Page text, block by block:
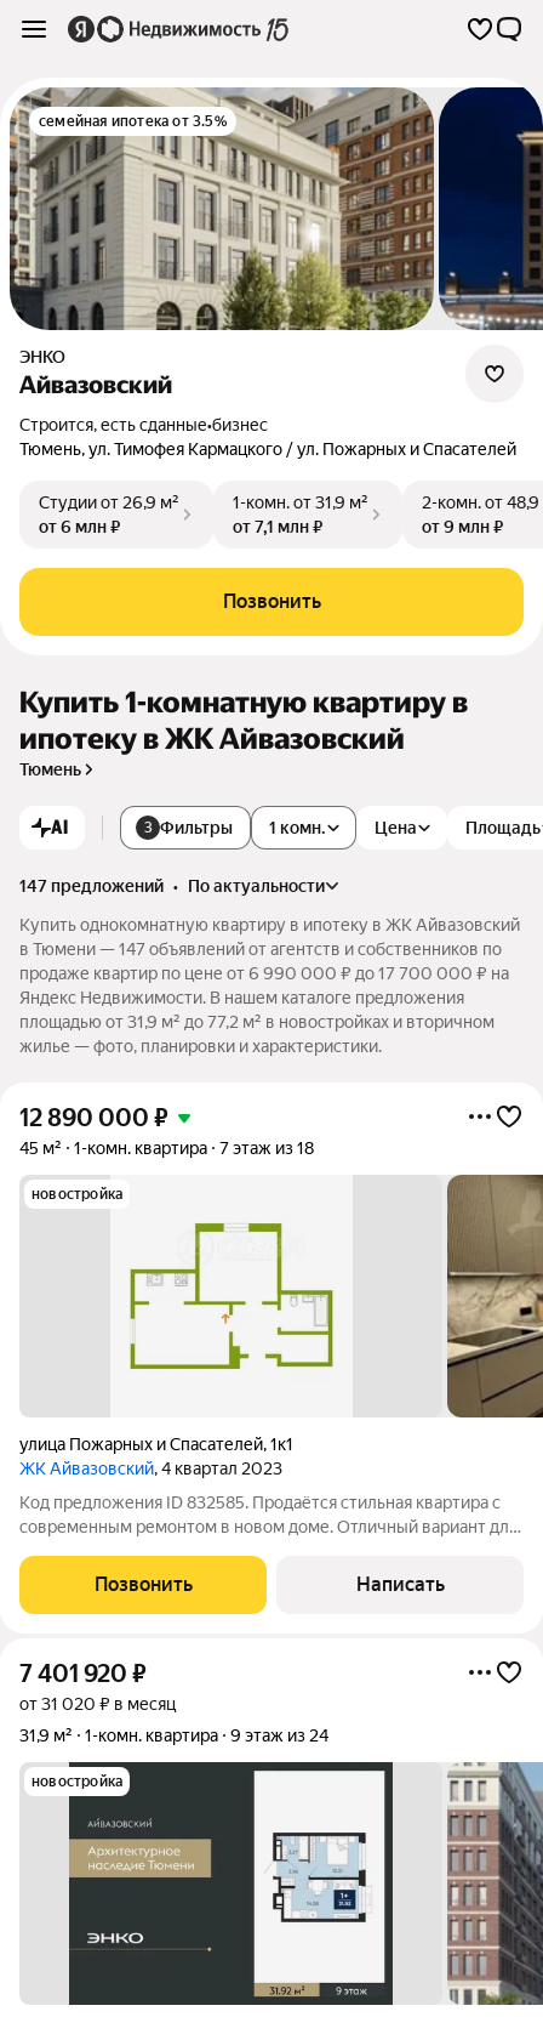
семейная ипотека от 3.5%
ЭНКО
Айвазовский
Строится, есть сданные•бизнес
Тюмень,ул. Тимофея Кармацкого / ул. Пожарных и Спасателей
Студииот 26,9 м²
от 6 млн ₽
1-комн.от 31,9 м²
от 7,1 млн ₽
2-комн.от 48,9
от 9 млн ₽
Позвонить
Купить 1-комнатную квартиру в
ипотеку в ЖК Айвазовский
Тюмень
AI 3 Фильтры 1 комн. Цена Площадь
147 предложений •
по актуальности
Купить однокомнатную квартиру в ипотеку в ЖК Айвазовский
в Тюмени — 147 объявлений от агентств и собственников по
продаже квартир по цене от 6 990 000 ₽ до 17 700 000 ₽ на
Яндекс Недвижимости. В нашем каталоге предложения
площадью от 31,9 м² до 77,2 м² в новостройках и вторичном
жилье — фото, планировки и характеристики.
12 890 000 ₽
45 м² 1-комн. квартира 7 этаж из 18
новостройка
улица Пожарных и Спасателей,1к1
ЖК Айвазовский, 4 квартал 2023
Код предложения ID 832585. Продаётся стильная квартира с
современным ремонтом в новом доме. Отличный вариант для
не жил, ремонт завершён совсем недавно.Просторная кухня-
гостиная полностью
Позвонить Написать
7 401 920 ₽
от 31 020 ₽ в месяц
31,9 м²
1-комн. квартира 9 этаж из 24
новостройка